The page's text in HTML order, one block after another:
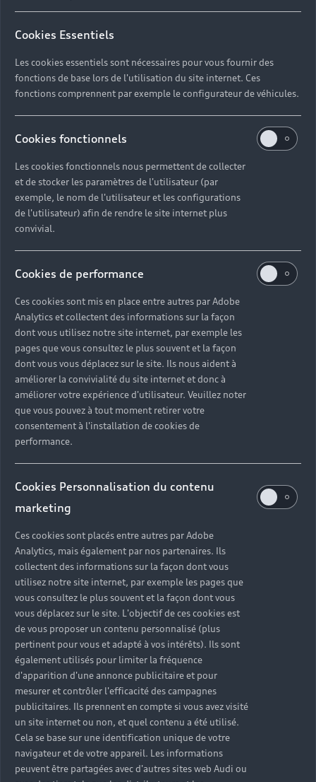
Cookies Essentiels
Les cookies essentiels sont nécessaires pour vous fournir des
fonctions de base lors de l'utilisation du site internet. Ces
fonctions comprennent par exemple le configurateur de véhicules.
Cookies fonctionnels
Les cookies fonctionnels nous permettent de collecter
et de stocker les paramètres de l'utilisateur (par
exemple, le nom de l'utilisateur et les configurations
de l'utilisateur) afin de rendre le site internet plus
convivial.
Cookies de performance
Ces cookies sont mis en place entre autres par Adobe
Analytics et collectent des informations sur la façon
dont vous utilisez notre site internet, par exemple les
pages que vous consultez le plus souvent et la façon
dont vous vous déplacez sur le site. Ils nous aident à
améliorer la convivialité du site internet et donc à
améliorer votre expérience d'utilisateur. Veuillez noter
que vous pouvez à tout moment retirer votre
consentement à l'installation de cookies de
performance.
Cookies Personnalisation du contenu
marketing
Ces cookies sont placés entre autres par Adobe
Analytics, mais également par nos partenaires. Ils
collectent des informations sur la façon dont vous
utilisez notre site internet, par exemple les pages que
vous consultez le plus souvent et la façon dont vous
vous déplacez sur le site. L'objectif de ces cookies est
de vous proposer un contenu personnalisé (plus
pertinent pour vous et adapté à vos intérêts). Ils sont
également utilisés pour limiter la fréquence
d'apparition d'une annonce publicitaire et pour
mesurer et contrôler l'efficacité des campagnes
publicitaires. Ils prennent en compte si vous avez visité
un site internet ou non, et quel contenu a été utilisé.
Cela se base sur une identification unique de votre
navigateur et de votre appareil. Les informations
peuvent être partagées avec d'autres sites web Audi ou
AUDI SAINT NAZAIRE -
HORIZON AUTOMOBILES
Partenaire Audi
Partenaire Audi Service
Audi Occasion :plus
e-tron
44750 TRIGNAC
02 40 22 39 39
Télécharger la fiche de contact
Horaires d'ouverture
occasions
Ouvert jusqu'à
Service Après Vente, Mécanique,
Carrosserie
Ouvert jusqu'à 18:30
Retour en haut
Accès rapides
Quelle Audi me correspond ?
Tous les modèles
Modèles
Achat et location